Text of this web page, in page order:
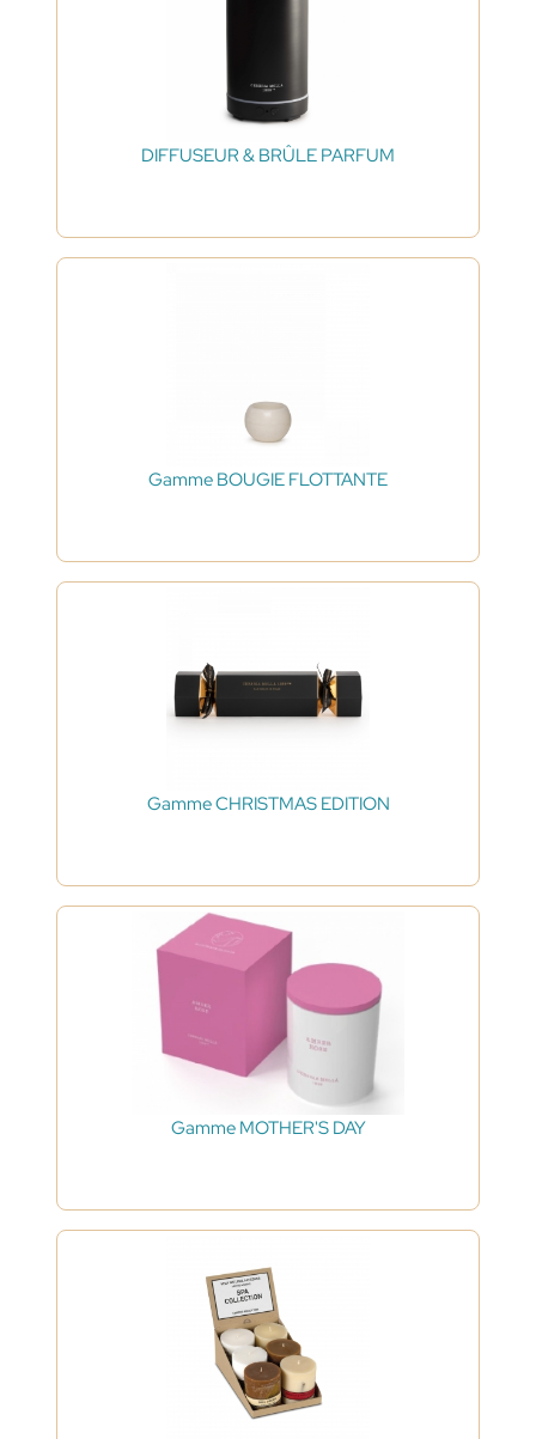
DIFFUSEUR & BRÛLE PARFUM
Gamme BOUGIE FLOTTANTE
Gamme CHRISTMAS EDITION
Gamme MOTHER'S DAY